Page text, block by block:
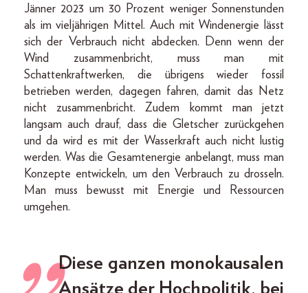
Jänner 2023 um 30 Prozent weniger Sonnenstunden
als im vieljährigen Mittel. Auch mit Windenergie lässt
sich der Verbrauch nicht abdecken. Denn wenn der
Wind zusammenbricht, muss man mit
Schattenkraftwerken, die übrigens wieder fossil
betrieben werden, dagegen fahren, damit das Netz
nicht zusammenbricht. Zudem kommt man jetzt
langsam auch drauf, dass die Gletscher zurückgehen
und da wird es mit der Wasserkraft auch nicht lustig
werden. Was die Gesamtenergie anbelangt, muss man
Konzepte entwickeln, um den Verbrauch zu drosseln.
Man muss bewusst mit Energie und Ressourcen
umgehen.
Diese ganzen monokausalen
Ansätze der Hochpolitik, bei